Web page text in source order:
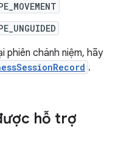
phiên chánh niệm, hãy
.
hỗ trợ